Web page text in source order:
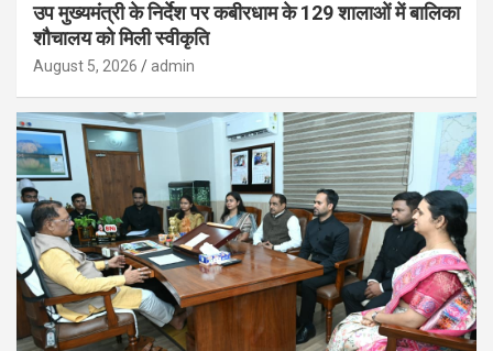
उप मुख्यमंत्री के निर्देश पर कबीरधाम के 129 शालाओं में बालिका
शौचालय को मिली स्वीकृति
August 5, 2026 admin